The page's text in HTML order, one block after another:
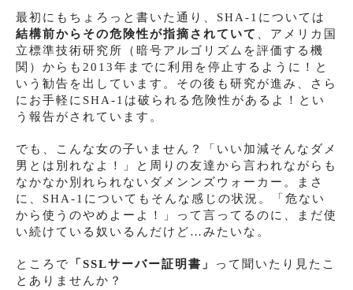
最初にもちょろっと書いた通り、SHA-1については
結構前からその危険性が指摘されていて
、アメリカ国
立標準技術研究所（暗号アルゴリズムを評価する機
関）からも2013年までに利用を停止するように！と
いう勧告を出しています。その後も研究が進み、さら
にお手軽にSHA-1は破られる危険性があるよ！とい
う報告がされています。
でも、こんな女の子いません？「いい加減そんなダメ
男とは別れなよ！」と周りの友達から言われながらも
なかなか別れられないダメンンズウォーカー。まさ
に、SHA-1についてもそんな感じの状況。「危ない
から使うのやめよーよ！」って言ってるのに、まだ使
い続けている奴いるんだけど…みたいな。
ところで 「SSLサーバー証明書」
って聞いたり見たこ
とありませんか？